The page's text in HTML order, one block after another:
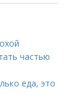
частью
еда, это